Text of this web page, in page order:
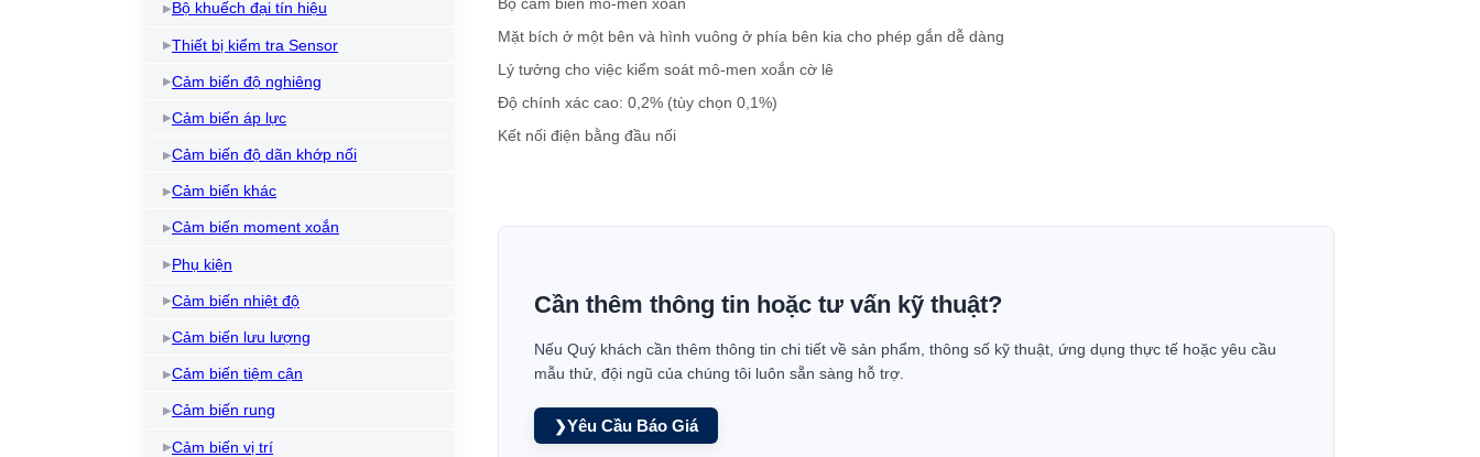
Bộ khuếch đại tín hiệu
Thiết bị kiểm tra Sensor
Cảm biến độ nghiêng
Cảm biến áp lực
Cảm biến độ dãn khớp nối
Cảm biến khác
Cảm biến moment xoắn
Phụ kiện
Cảm biến nhiệt độ
Cảm biến lưu lượng
Cảm biến tiệm cận
Cảm biến rung
Cảm biến vị trí
Mặt bích ở một bên và hình vuông ở phía bên kia cho phép gắn dễ dàng
Lý tưởng cho việc kiểm soát mô-men xoắn cờ lê
Độ chính xác cao: 0,2% (tùy chọn 0,1%)
Kết nối điện bằng đầu nối
Cần thêm thông tin hoặc tư vấn kỹ thuật?
Nếu Quý khách cần thêm thông tin chi tiết về sản phẩm, thông số kỹ thuật, ứng dụng thực tế hoặc yêu cầu
mẫu thử, đội ngũ của chúng tôi luôn sẵn sàng hỗ trợ.
❯Yêu Cầu Báo Giá